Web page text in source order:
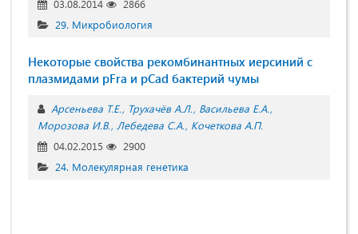
03.08.2014
2866
29. Микробиология
Некоторые свойства рекомбинантных иерсиний с
плазмидами pFra и pCad бактерий чумы
Арсеньева Т.Е. Трухачёв А.Л. Васильева Е.А.
Морозова И.В.
Лебедева С.А. Кочеткова А.П.
04.02.2015
2900
24. Молекулярная генетика